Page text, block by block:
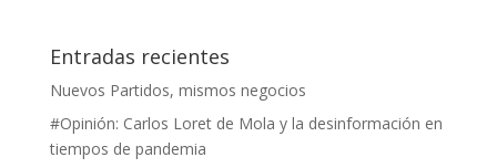
Entradas recientes
Nuevos Partidos, mismos negocios
#Opinión: Carlos Loret de Mola y la desinformación en
tiempos de pandemia